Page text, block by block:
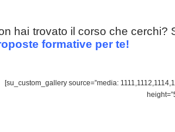
hai trovato il corso che cerchi?
formative per te!
[su_custom_gallery source=”media: